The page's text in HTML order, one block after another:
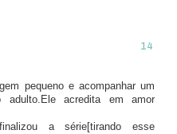
pequeno e acompanhar um
acredita em amor
a série[tirando esse